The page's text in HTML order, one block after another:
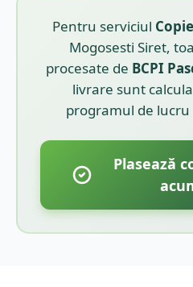
Pentru serviciul
Mogosesti Siret,
procesate de BCPI
livrare sunt
programul de
Plasează